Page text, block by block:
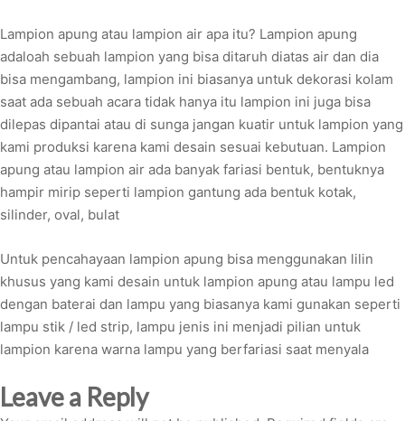
Lampion apung atau lampion air apa itu? Lampion apung
adaloah sebuah lampion yang bisa ditaruh diatas air dan dia
bisa mengambang, lampion ini biasanya untuk dekorasi kolam
saat ada sebuah acara tidak hanya itu lampion ini juga bisa
dilepas dipantai atau di sunga jangan kuatir untuk lampion yang
kami produksi karena kami desain sesuai kebutuan. Lampion
apung atau lampion air ada banyak fariasi bentuk, bentuknya
hampir mirip seperti lampion gantung ada bentuk kotak,
silinder, oval, bulat
Untuk pencahayaan lampion apung bisa menggunakan lilin
khusus yang kami desain untuk lampion apung atau lampu led
dengan baterai dan lampu yang biasanya kami gunakan seperti
lampu stik / led strip, lampu jenis ini menjadi pilian untuk
lampion karena warna lampu yang berfariasi saat menyala
Leave a Reply